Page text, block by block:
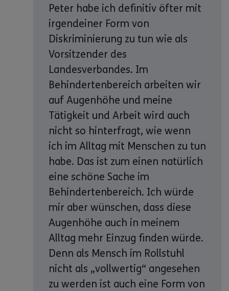
Peter habe ich definitiv öfter mit
irgendeiner Form von
Diskriminierung zu tun wie als
Vorsitzender des
Landesverbandes. Im
Behindertenbereich arbeiten wir
auf Augenhöhe und meine
Tätigkeit und Arbeit wird auch
nicht so hinterfragt, wie wenn
ich im Alltag mit Menschen zu tun
habe. Das ist zum einen natürlich
eine schöne Sache im
Behindertenbereich. Ich würde
mir aber wünschen, dass diese
Augenhöhe auch in meinem
Alltag mehr Einzug finden würde.
Denn als Mensch im Rollstuhl
nicht als „vollwertig“ angesehen
zu werden ist auch eine Form von